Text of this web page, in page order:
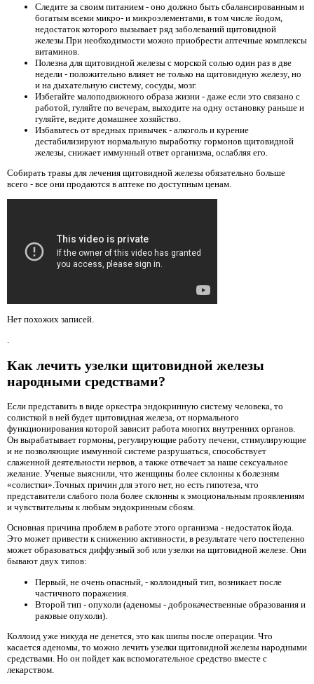
Следите за своим питанием - оно должно быть сбалансированным и
богатым всеми микро- и микроэлементами, в том числе йодом,
недостаток которого вызывает ряд заболеваний щитовидной
железы.При необходимости можно приобрести аптечные комплексы
витаминов.
Полезна для щитовидной железы с морской солью один раз в две
недели - положительно влияет не только на щитовидную железу, но
и на дыхательную систему, сосуды, мозг.
Избегайте малоподвижного образа жизни - даже если это связано с
работой, гуляйте по вечерам, выходите на одну остановку раньше и
гуляйте, ведите домашнее хозяйство.
Избавьтесь от вредных привычек - алкоголь и курение
дестабилизируют нормальную выработку гормонов щитовидной
железы, снижает иммунный ответ организма, ослабляя его.
Собирать травы для лечения щитовидной железы обязательно больше
всего - все они продаются в аптеке по доступным ценам.
Нет похожих записей.
Как лечить узелки щитовидной железы
народными средствами?
Если представить в виде оркестра эндокринную систему человека, то
солисткой в ​​ней будет щитовидная железа, от нормального
функционирования которой зависит работа многих внутренних органов.
Он вырабатывает гормоны, регулирующие работу печени, стимулирующие
и не позволяющие иммунной системе разрушаться, способствует
слаженной деятельности нервов, а также отвечает за наше сексуальное
желание. Ученые выяснили, что женщины более склонны к болезням
«солистки».Точных причин для этого нет, но есть гипотеза, что
представители слабого пола более склонны к эмоциональным проявлениям
и чувствительны к любым эндокринным сбоям.
Основная причина проблем в работе этого организма - недостаток йода.
Это может привести к снижению активности, в результате чего постепенно
может образоваться диффузный зоб или узелки на щитовидной железе. Они
бывают двух типов:
Первый, не очень опасный, - коллоидный тип, возникает после
частичного поражения.
Второй тип - опухоли (аденомы - доброкачественные образования и
раковые опухоли).
Коллоид уже никуда не денется, это как шипы после операции. Что
касается аденомы, то можно лечить узелки щитовидной железы народными
средствами. Но он пойдет как вспомогательное средство вместе с
лекарством.